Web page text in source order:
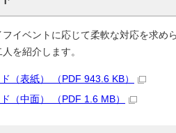
イベントに応じて柔軟な対応を求め
を紹介します。
（表紙） （PDF 943.6 KB）
（中面） （PDF 1.6 MB）